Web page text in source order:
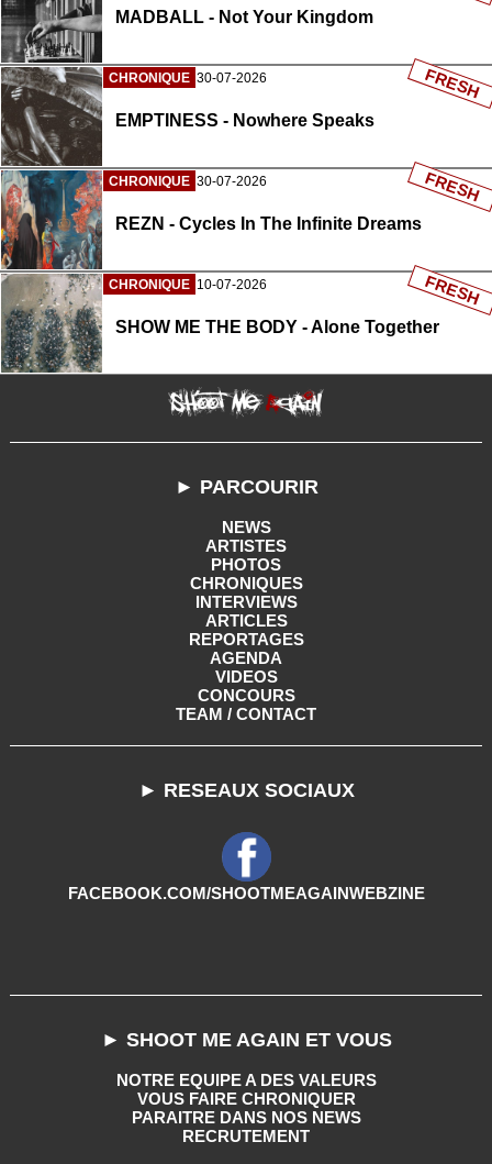
MADBALL - Not Your Kingdom
CHRONIQUE 30-07-2026
EMPTINESS - Nowhere Speaks
FRESH
CHRONIQUE 30-07-2026
REZN - Cycles In The Infinite Dreams
FRESH
CHRONIQUE 10-07-2026
SHOW ME THE BODY - Alone Together
FRESH
► PARCOURIR
NEWS
ARTISTES
PHOTOS
CHRONIQUES
INTERVIEWS
ARTICLES
REPORTAGES
AGENDA
VIDEOS
CONCOURS
TEAM / CONTACT
► RESEAUX SOCIAUX
FACEBOOK.COM/SHOOTMEAGAINWEBZINE
► SHOOT ME AGAIN ET VOUS
NOTRE EQUIPE A DES VALEURS
VOUS FAIRE CHRONIQUER
PARAITRE DANS NOS NEWS
RECRUTEMENT